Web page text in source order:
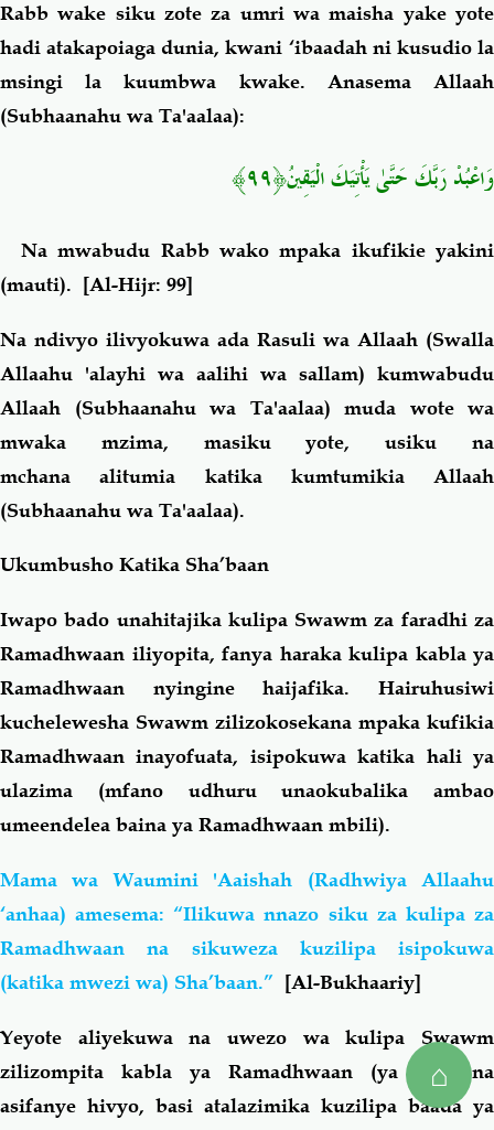
⌂
Rabb wake siku zote za umri wa maisha yake yote
hadi atakapoiaga dunia, kwani ‘ibaadah ni kusudio la
msingi la kuumbwa kwake. Anasema Allaah
(Subhaanahu wa Ta'aalaa):
وَاعْبُدْ رَبَّكَ حَتَّىٰ يَأْتِيَكَ الْيَقِينُ﴿٩٩﴾
Na mwabudu Rabb wako mpaka ikufikie yakini
(mauti). [Al-Hijr: 99]
Na ndivyo ilivyokuwa ada Rasuli wa Allaah (Swalla
Allaahu 'alayhi wa aalihi wa sallam) kumwabudu
Allaah (Subhaanahu wa Ta'aalaa) muda wote wa
mwaka mzima, masiku yote, usiku na
mchana alitumia katika kumtumikia Allaah
(Subhaanahu wa Ta'aalaa).
Ukumbusho Katika Sha’baan
Iwapo bado unahitajika kulipa Swawm za faradhi za
Ramadhwaan iliyopita, fanya haraka kulipa kabla ya
Ramadhwaan nyingine haijafika. Hairuhusiwi
kuchelewesha Swawm zilizokosekana mpaka kufikia
Ramadhwaan inayofuata, isipokuwa katika hali ya
ulazima (mfano udhuru unaokubalika ambao
umeendelea baina ya Ramadhwaan mbili).
Mama wa Waumini 'Aaishah (Radhwiya Allaahu
‘anhaa) amesema: “Ilikuwa nnazo siku za kulipa za
Ramadhwaan na sikuweza kuzilipa isipokuwa
(katika mwezi wa) Sha’baan.” [Al-Bukhaariy]
Yeyote aliyekuwa na uwezo wa kulipa Swawm
zilizompita kabla ya Ramadhwaan (ya pili) na
asifanye hivyo, basi atalazimika kuzilipa baada ya